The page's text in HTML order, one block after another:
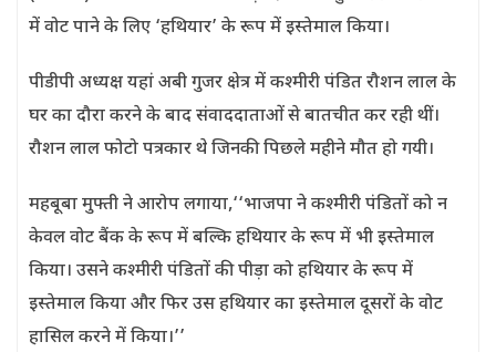
में वोट पाने के लिए ‘हथियार’ के रूप में इस्तेमाल किया।
पीडीपी अध्यक्ष यहां अबी गुजर क्षेत्र में कश्मीरी पंडित रौशन लाल के
घर का दौरा करने के बाद संवाददाताओं से बातचीत कर रही थीं।
रौशन लाल फोटो पत्रकार थे जिनकी पिछले महीने मौत हो गयी।
महबूबा मुफ्ती ने आरोप लगाया,‘‘भाजपा ने कश्मीरी पंडितों को न
केवल वोट बैंक के रूप में बल्कि हथियार के रूप में भी इस्तेमाल
किया। उसने कश्मीरी पंडितों की पीड़ा को हथियार के रूप में
इस्तेमाल किया और फिर उस हथियार का इस्तेमाल दूसरों के वोट
हासिल करने में किया।’’